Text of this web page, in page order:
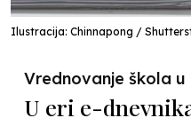
Ilustracija: Chinnapong /
Vrednovanje škola u
U eri e-